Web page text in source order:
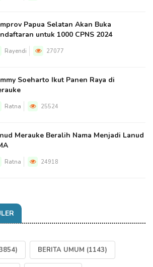
Papua Selatan Akan Buka
untuk 1000 CPNS 2024
Rayendi 27077
Soeharto Ikut Panen Raya di
Ratna 25524
Merauke Beralih Nama Menjadi Lanud
Ratna 24918
BERITA UMUM (1143)